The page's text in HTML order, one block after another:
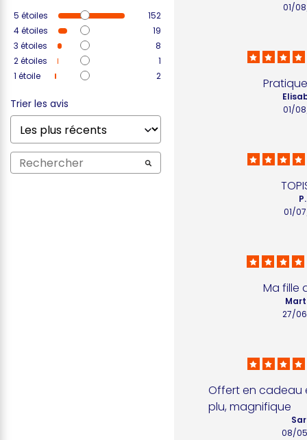
5 étoiles
152
4étoiles
19
3 étoiles
8
2étoiles
1
1 étoile 2
Trier les avis
01/
01/
01/
Ma fille
27/
Offert en cadeau
plu, magnifique
08/